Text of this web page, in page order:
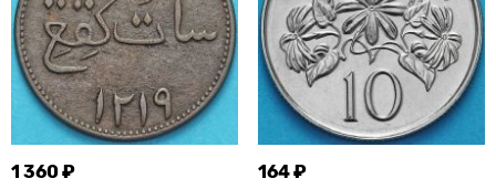
1 360 ₽ 164 ₽